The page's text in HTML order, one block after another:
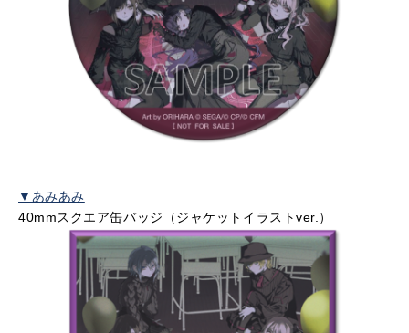
▼あみあみ
40mmスクエア缶バッジ（ジャケットイラストver.）